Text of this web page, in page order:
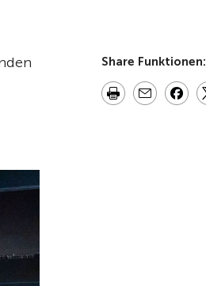
Share Funktionen: